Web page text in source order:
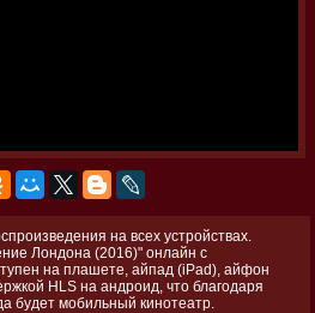
на всех устройствах.
Лондона (2016)" онлайн с
на плашете, айпад (iPad), айфон
HLS на андроид, что благодаря
будет мобильный кинотеатр.